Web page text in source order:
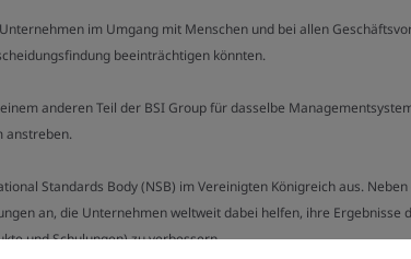
im Umgang mit Menschen und bei allen
beeinträchtigen könnten.
anderen Teil der BSI Group für dasselbe
anstreben.
Standards Body (NSB) im Vereinigten Königreich aus. Neben
an, die Unternehmen weltweit dabei helfen, ihre Ergebnisse
und Schulungen) zu verbessern.